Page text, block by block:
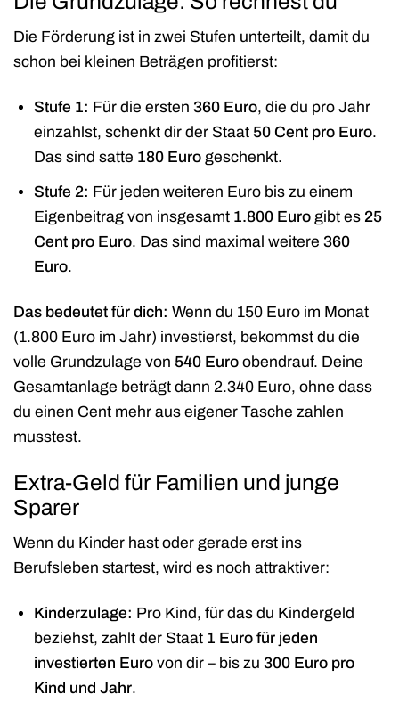
Die Förderung ist in zwei Stufen unterteilt, damit du
schon bei kleinen Beträgen profitierst:
Stufe 1: Für die ersten 360 Euro, die du pro Jahr
einzahlst, schenkt dir der Staat 50 Cent pro Euro.
Das sind satte 180 Eurogeschenkt.
Stufe 2: Für jeden weiteren Euro bis zu einem
Eigenbeitrag von insgesamt 1.800 Eurogibt es 25
Cent pro Euro. Das sind maximal weitere 360
Euro.
Das bedeutet für dich: Wenn du 150 Euro im Monat
(1.800 Euro im Jahr) investierst, bekommst du die
volle Grundzulage von 540 Euro obendrauf. Deine
Gesamtanlage beträgt dann 2.340 Euro, ohne dass
du einen Cent mehr aus eigener Tasche zahlen
musstest.
Extra-Geld für Familien und junge
Sparer
Wenn du Kinder hast oder gerade erst ins
Berufsleben startest, wird es noch attraktiver:
Kinderzulage: Pro Kind, für das du Kindergeld
beziehst, zahlt der Staat 1 Euro für jeden
investierten Eurovon dir – bis zu 300 Euro pro
Kind und Jahr.